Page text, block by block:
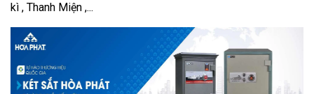
kì , Thanh Miện ,...